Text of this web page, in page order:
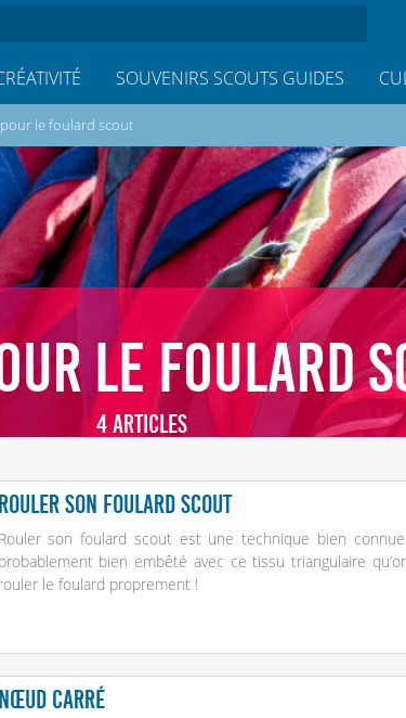
SOUVENIRS SCOUTS GUIDES
le foulard scout
LE FOULARD
4 ARTICLES
Rouler son foulard scout
Rouler son foulard scout est une technique bien
probablement bien embêté avec ce tissu triangulaire
rouler le foulard proprement !
Nœud carré